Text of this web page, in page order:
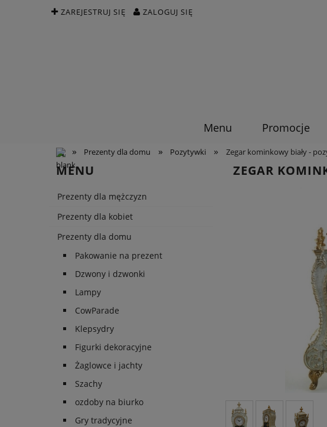
ZAREJESTRUJ SIĘ ZALOGUJ SIĘ
Menu Promocje
» Prezenty dla domu » Pozytywki » Zegar kominkowy biały -
MENU
Prezenty dla mężczyzn
Prezenty dla kobiet
Prezenty dla domu
Pakowanie na prezent
Dzwony i dzwonki
Lampy
CowParade
Klepsydry
Figurki dekoracyjne
Żaglowce i jachty
Szachy
ozdoby na biurko
Gry tradycyjne
ZEGAR